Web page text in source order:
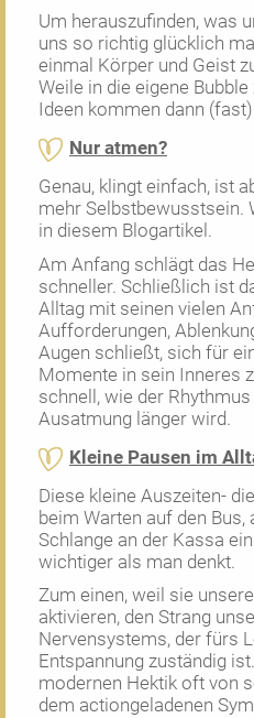
Um herauszufinden, was
uns so richtig glücklich
einmal Körper und Geist
Weile in die eigene
Ideen kommen dann
Nur atmen?
Genau, klingt einfach, ist
mehr Selbstbewusstsein.
in diesem Blogartikel.
Am Anfang schlägt das
schneller. Schließlich ist
Alltag mit seinen vielen
Aufforderungen,
Augen schließt, sich für
Momente in sein Inneres
schnell, wie der
Ausatmung länger wird.
Kleine Pausen im
Diese kleine Auszeiten-
beim Warten auf den Bus,
Schlange an der Kassa
wichtiger als man denkt.
Zum einen, weil sie
aktivieren, den Strang
Nervensystems, der fürs
Entspannung zuständig
modernen Hektik oft von
dem actiongeladenen